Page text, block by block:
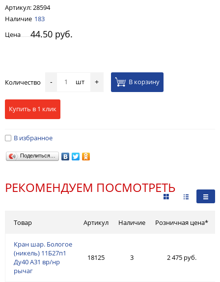
Артикул: 28594
Наличие 183
Цена
44.50 руб.
Количество - шт + В корзину
Купить в 1 клик
В избранное
Поделиться…
РЕКОМЕНДУЕМ ПОСМОТРЕТЬ
Товар
Кран шар. Бологое
(никель) 11Б27п1
Ду40 А31 вр/нр
рычаг
Артикул Наличие Розничная цена*
18125 3 2 475 руб.